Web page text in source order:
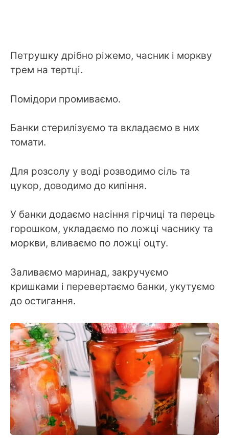
Петрушку дрібно ріжемо, часник і моркву
трем на тертці.
Помідори промиваємо.
Банки стерилізуємо та вкладаємо в них
томати.
Для розсолу у воді розводимо сіль та
цукор, доводимо до кипіння.
У банки додаємо насіння гірчиці та перець
горошком, укладаємо по ложці часнику та
моркви, вливаємо по ложці оцту.
Заливаємо маринад, закручуємо
кришками і перевертаємо банки, укутуємо
до остигання.